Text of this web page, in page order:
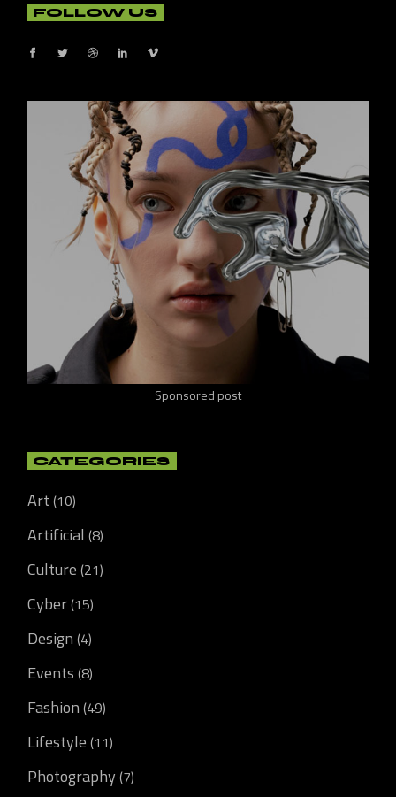
FOLLOW US
Sponsored post
CATEGORIES
Art (10)
Artificial (8)
Culture (21)
Cyber(15)
Design (4)
Events (8)
Fashion (49)
Lifestyle (11)
Photography (7)